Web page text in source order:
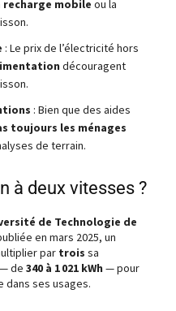
recharge mobile ou la
: Le prix de l’électricité hors
découragent
: Bien que des aides
toujours les ménages
de terrain.
à deux vitesses ?
de Technologie de
en mars 2025, un
par trois sa
de 340 à 1 021 kWh — pour
dans ses usages.